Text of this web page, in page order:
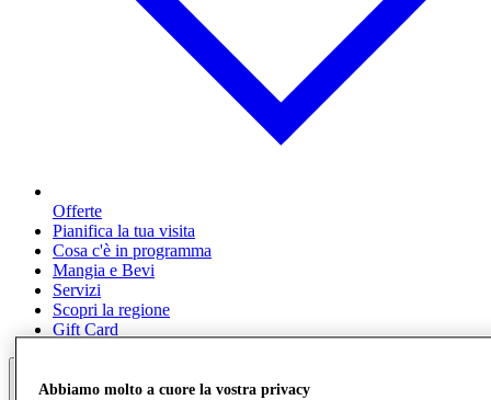
Offerte
Pianifica la tua visita
Cosa c'è in programma
Mangia e Bevi
Servizi
Scopri la regione
Gift Card
Abbiamo molto a cuore la vostra privacy